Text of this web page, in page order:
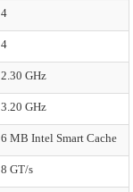
4
4
2.30 GHz
3.20 GHz
6 MB Intel Smart Cache
8 GT/s